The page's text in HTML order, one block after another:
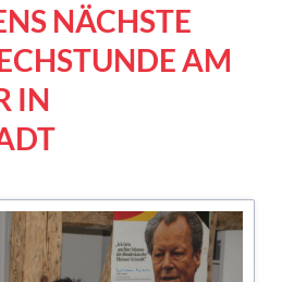
NÄCHSTE
AM
IN